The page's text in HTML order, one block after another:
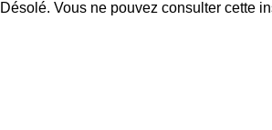
Désolé. Vous ne pouvez consulter cette